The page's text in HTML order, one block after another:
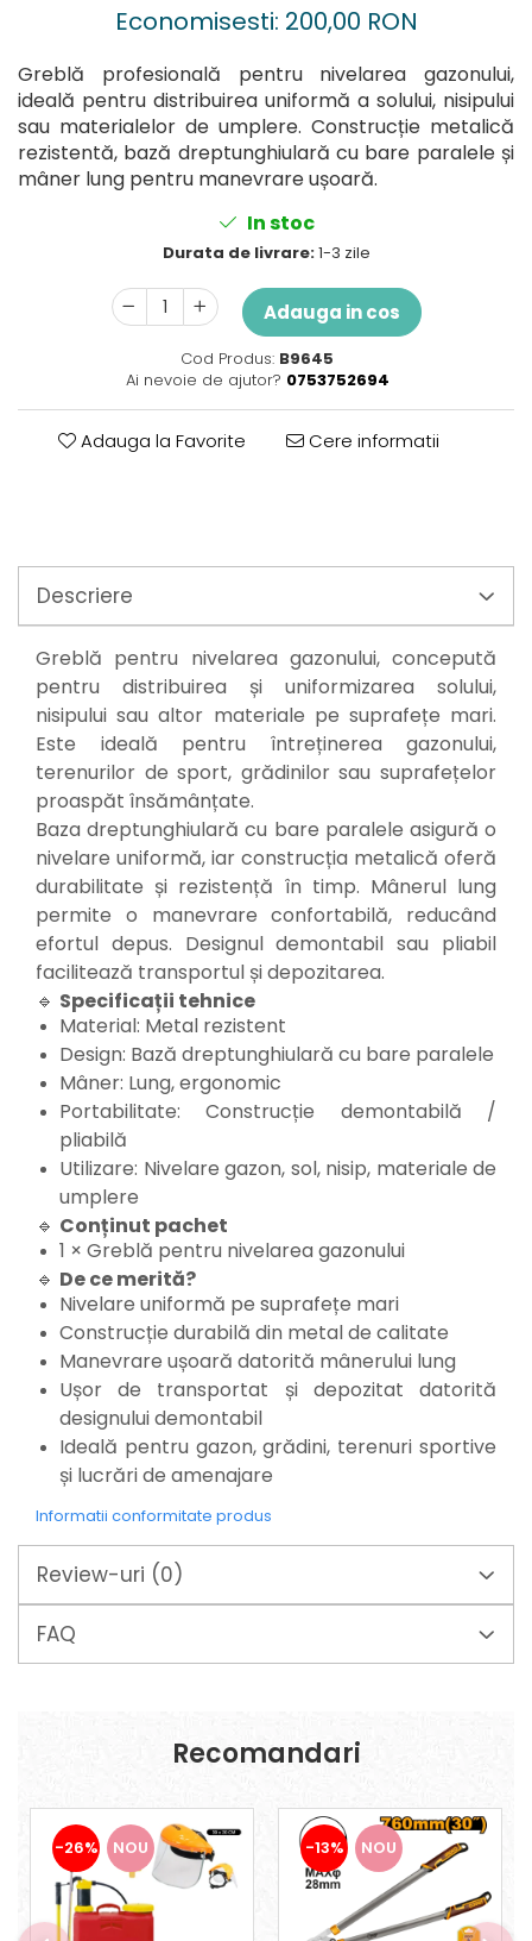
Pompă, hidrofor
Hidrofoare
Presostate/Regulatoare de
presiune
Prelate și Folii de Protecție
Accesorii rindele
Scule electrice
Accesorii pentru polizor
Accesorii scule electrice
Fierastrau sabie
Motoare electrice
Pistoale de bătut cuie
Polizoare
Seturi aparate electrice
Testere electrice
Unelte multifuncționale
Vibratoare pentru beton
Scule manuale
Aparate de Tăiat Gresie
Briceag multifuncțional
Ciocan
Clești
Dălți pentru Lemn
Menghine
Scule pentru Gresie și Sticlă
Scule pentru grădină
Suflantă frunze
Suporturi laptop
Tirbușoane și deschizătoare de
Trafalet
Trimmere
Trusă tubulare
Unelte pentru altoit
Unelte pentru grădină
Motoforeze și Burghie de Pământ
Ventilatoare
Economisesti: 200,00 RON
Greblă profesională pentru nivelarea gazonului,
ideală pentru distribuirea uniformă a solului, nisipului
sau materialelor de umplere. Construcție metalică
rezistentă, bază dreptunghiulară cu bare paralele și
mâner lung pentru manevrare ușoară.
In stoc
Durata de livrare:1-3 zile
Adauga in cos
Cod Produs: B9645
Ai nevoie de ajutor? 0753752694
Adauga la Favorite Cere informatii
Descriere
Greblă pentru nivelarea gazonului, concepută
pentru distribuirea și uniformizarea solului,
nisipului sau altor materiale pe suprafețe mari.
Este ideală pentru întreținerea gazonului,
terenurilor de sport, grădinilor sau suprafețelor
proaspăt însămânțate.
Baza dreptunghiulară cu bare paralele asigură o
nivelare uniformă, iar construcția metalică oferă
durabilitate și rezistență în timp. Mânerul lung
permite o manevrare confortabilă, reducând
efortul depus. Designul demontabil sau pliabil
facilitează transportul și depozitarea.
🔹 Specificații tehnice
Material: Metal rezistent
Design: Bază dreptunghiulară cu bare paralele
Mâner: Lung, ergonomic
Portabilitate: Construcție demontabilă /
pliabilă
Utilizare: Nivelare gazon, sol, nisip, materiale de
umplere
🔹 Conținut pachet
1 × Greblă pentru nivelarea gazonului
🔹 De ce merită?
Nivelare uniformă pe suprafețe mari
Construcție durabilă din metal de calitate
Manevrare ușoară datorită mânerului lung
Ușor de transportat și depozitat datorită
designului demontabil
Ideală pentru gazon, grădini, terenuri sportive
și lucrări de amenajare
Informatii conformitate produs
Review-uri (0)
FAQ
Recomandari
-26% NOU -13% NOU